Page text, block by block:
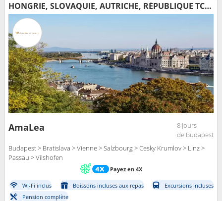
HONGRIE, SLOVAQUIE, AUTRICHE, RÉPUBLIQUE TCHÈQUE, ALLEMAGNE
AmaLea
8 jours
de Budapest
Budapest > Bratislava > Vienne > Salzbourg > Cesky Krumlov > Linz >
Passau > Vilshofen
Payez en 4X
Wi-Fi inclus Boissons incluses aux repas
Excursions incluses
Pension complète